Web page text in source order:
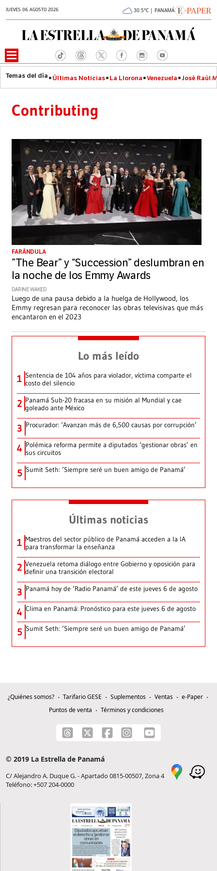
JUEVES 06 AGOSTO 2026 30.5°C | PANAMÁ
Últimas Noticias La Llorona Venezuela José Raúl
Contributing
FARÁNDULA
”The Bear” y “Succession” deslumbran en
la noche de los Emmy Awards
DARINE WAKED
Luego de una pausa debido a la huelga de Hollywood, los
Emmy regresan para reconocer las obras televisivas que más
encantaron en el 2023
Lo más leído
1 Sentencia de 104 años para violador, víctima comparte el
costo del silencio
2 Panamá Sub-20 fracasa en su misión al Mundial y cae
goleado ante México
3 Procurador: ‘Avanzan más de 6,500 causas por corrupción’
4 Polémica reforma permite a diputados ‘gestionar obras’ en
sus circuitos
5 Sumit Seth: ‘Siempre seré un buen amigo de Panamá’
Últimas noticias
1 Maestros del sector público de Panamá acceden a la IA
para transformar la enseñanza
2 Venezuela retoma diálogo entre Gobierno y oposición para
definir una transición electoral
3 Panamá hoy de ‘Radio Panamá’ de este jueves 6 de agosto
4 Clima en Panamá: Pronóstico para este jueves 6 de agosto
5 Sumit Seth: ‘Siempre seré un buen amigo de Panamá’
¿Quiénes somos? Tarifario GESE Suplementos Ventas
e-Paper
Puntos de venta
Términos y condiciones
© 2019 La Estrella de Panamá
C/ Alejandro A. Duque G. - Apartado 0815-00507, Zona 4
Teléfono: +507 204-0000